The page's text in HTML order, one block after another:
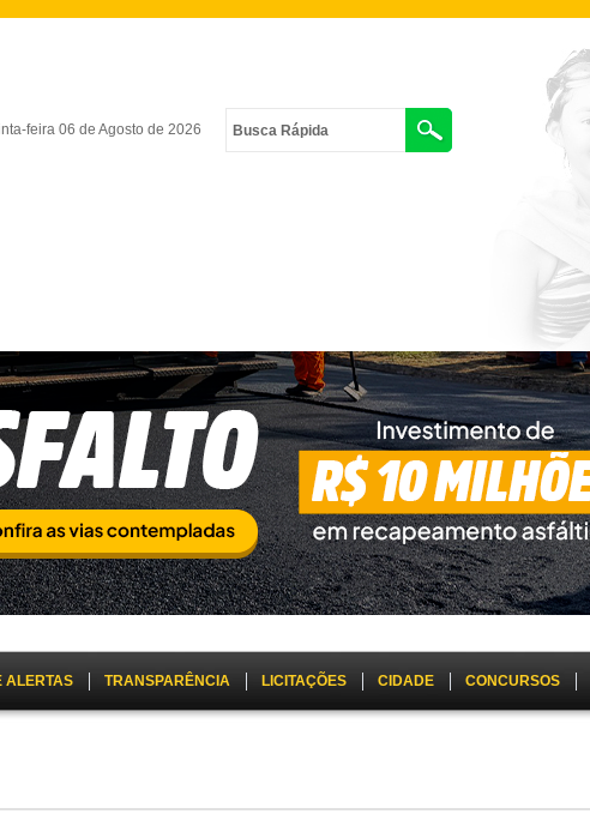
feira 06 de Agosto de 2026
ALERTAS TRANSPARÊNCIA LICITAÇÕES CIDADE CONCURSOS